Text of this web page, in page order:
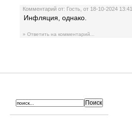
Комментарий от: Гость, от 18-10-2024 13:41,
Инфляция, однако.
» Ответить на комментарий...